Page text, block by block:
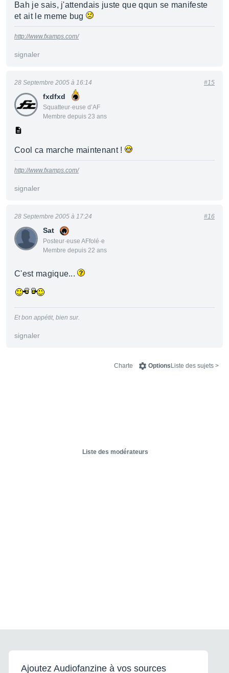
Bah je sais, j'attendais juste que qqun se manifeste
et ait le meme bug
http://www.fxamps.com/
signaler
fxdfxd
Squatteur·euse d’AF
Membre depuis 23 ans
28 Septembre 2005 à 16:14 #15
Cool ca marche maintenant !
http://www.fxamps.com/
signaler
Sat
Posteur·euse AFfolé·e
Membre depuis 22 ans
28 Septembre 2005 à 17:24 #16
C'est magique...
Et bon appétit, bien sur.
signaler
< Liste des sujets
Options
Charte
Liste des modérateurs
Ajoutez Audiofanzine à vos sources